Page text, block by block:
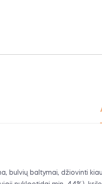
bulvių baltymai, džiovinti